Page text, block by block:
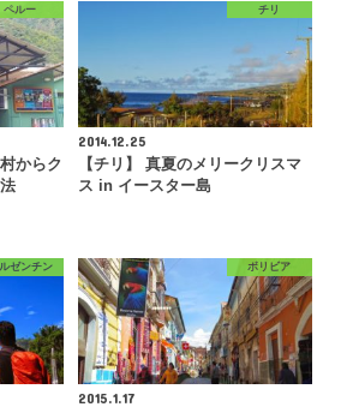
ペルー
からク
チリ
2014.12.25
【チリ】 真夏のメリークリスマ
ス in イースター島
ゼンチン ボリビア
2015.1.17